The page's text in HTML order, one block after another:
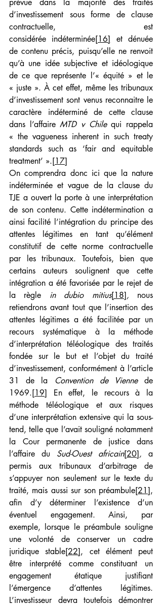
prévue dans la majorité des traités
d’investissement sous forme de clause
contractuelle, est
considérée indéterminée[16] et dénuée
de contenu précis, puisqu’elle ne renvoit
qu’à une idée subjective et idéologique
de ce que représente l’« équité » et le
« juste ». À cet effet, même les tribunaux
d’investissement sont venus reconnaitre le
caractère indéterminé de cette clause
dans l’affaire MTD v Chile qui rappela
« the vagueness inherent in such treaty
standards such as ‘fair and equitable
treatment’ ».[17]
On comprendra donc ici que la nature
indéterminée et vague de la clause du
TJE a ouvert la porte à une interprétation
de son contenu. Cette indétermination a
ainsi facilité l’intégration du principe des
attentes légitimes en tant qu’élément
constitutif de cette norme contractuelle
par les tribunaux. Toutefois, bien que
certains auteurs soulignent que cette
intégration a été favorisée par le rejet de
la règle in dubio mitius[18], nous
retiendrons avant tout que l’insertion des
attentes légitimes a été facilitée par un
recours systématique à la méthode
d’interprétation téléologique des traités
fondée sur le but et l’objet du traité
d’investissement, conformément à l’article
31 de la Convention de Vienne de
1969.[19] En effet, le recours à la
méthode téléologique et aux risques
d’une interprétation extensive qui la sous-
tend, telle que l’avait souligné notamment
la Cour permanente de justice dans
l’affaire du Sud-Ouest africain[20], a
permis aux tribunaux d’arbitrage de
s’appuyer non seulement sur le texte du
traité, mais aussi sur son préambule[21],
afin d’y déterminer l’existence d’un
éventuel engagement. Ainsi, par
exemple, lorsque le préambule souligne
une volonté de conserver un cadre
juridique stable[22], cet élément peut
être interprété comme constituant un
engagement étatique justifiant
l’émergence d’attentes légitimes.
L’investisseur devra toutefois démontrer